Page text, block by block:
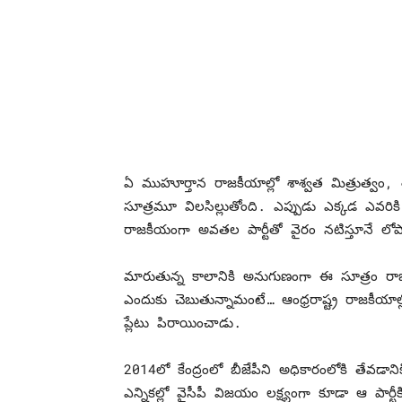
ఏ ముహూర్తాన రాజకీయాల్లో శాశ్వత
సూత్రమూ విలసిల్లుతోంది. ఎప్పుడు ఎక్కడ
రాజకీయంగా అవతల పార్టీతో వైరం నటిస్తూనే
మారుతున్న కాలానికి అనుగుణంగా ఈ సూత్రం
ఎందుకు చెబుతున్నామంటే… ఆంధ్రరాష్ట్ర
ప్లేటు పిరాయించాడు.
2014లో కేంద్రంలో బీజేపీని అధికారంలోకి
ఎన్నికల్లో వైసీపీ విజయం లక్ష్యంగా కూడా ఆ